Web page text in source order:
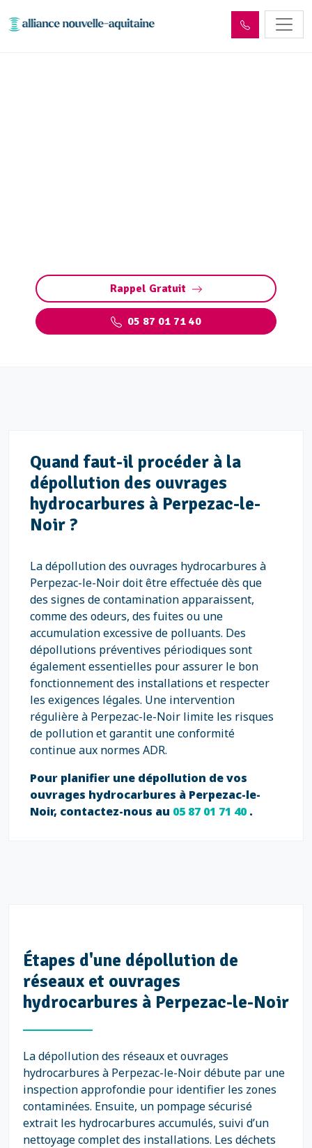
Rappel Gratuit
05 87 01 71 40
Quand faut-il procéder à la
dépollution des ouvrages
hydrocarbures à Perpezac-le-
Noir ?
La dépollution des ouvrages hydrocarbures à
Perpezac-le-Noir doit être effectuée dès que
des signes de contamination apparaissent,
comme des odeurs, des fuites ou une
accumulation excessive de polluants. Des
dépollutions préventives périodiques sont
également essentielles pour assurer le bon
fonctionnement des installations et respecter
les exigences légales. Une intervention
régulière à Perpezac-le-Noir limite les risques
de pollution et garantit une conformité
continue aux normes ADR.
Pour planifier une dépollution de vos
ouvrages hydrocarbures à Perpezac-le-
Noir, contactez-nous au 05 87 01 71 40.
Étapes d'une dépollution de
réseaux et ouvrages
hydrocarbures à Perpezac-le-Noir
La dépollution des réseaux et ouvrages
hydrocarbures à Perpezac-le-Noir débute par une
inspection approfondie pour identifier les zones
contaminées. Ensuite, un pompage sécurisé
extrait les hydrocarbures accumulés, suivi d’un
nettoyage complet des installations. Les déchets